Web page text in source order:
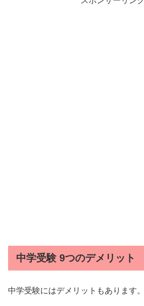
中学受験 9つのデメリット
中学受験にはデメリットもあります。